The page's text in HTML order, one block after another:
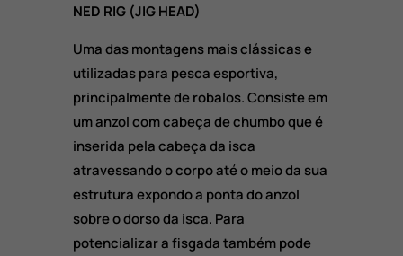
NED RIG (JIG HEAD)
Uma das montagens mais clássicas e
utilizadas para pesca esportiva,
principalmente de robalos. Consiste em
um anzol com cabeça de chumbo que é
inserida pela cabeça da isca
atravessando o corpo até o meio da sua
estrutura expondo a ponta do anzol
sobre o dorso da isca. Para
potencializar a fisgada também pode